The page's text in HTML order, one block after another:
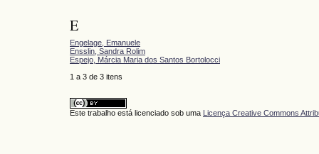
E
Engelage, Emanuele
Ensslin, Sandra Rolim
Espejo, Márcia Maria dos Santos Bortolocci
1 a 3 de 3 itens
Este trabalho está licenciado sob uma Licença Creative Commons